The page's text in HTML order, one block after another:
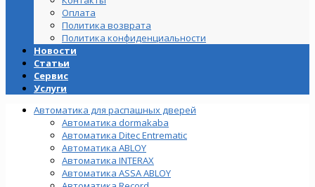
Оплата
Политика возврата
Политика конфиденциальности
Новости
Статьи
Сервис
Услуги
Автоматика для распашных дверей
Автоматика dormakaba
Автоматика Ditec Entrematic
Автоматика ABLOY
Автоматика INTERAX
Автоматика ASSA ABLOY